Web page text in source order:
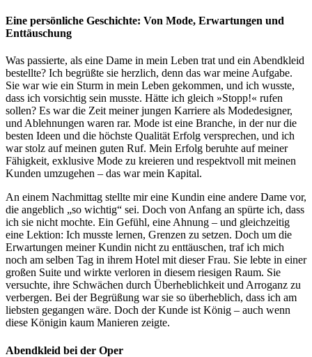
Eine persönliche Geschichte: Von Mode, Erwartungen und
Enttäuschung
Was passierte, als eine Dame in mein Leben trat und ein Abendkleid
bestellte? Ich begrüßte sie herzlich, denn das war meine Aufgabe.
Sie war wie ein Sturm in mein Leben gekommen, und ich wusste,
dass ich vorsichtig sein musste. Hätte ich gleich »Stopp!« rufen
sollen? Es war die Zeit meiner jungen Karriere als Modedesigner,
und Ablehnungen waren rar. Mode ist eine Branche, in der nur die
besten Ideen und die höchste Qualität Erfolg versprechen, und ich
war stolz auf meinen guten Ruf. Mein Erfolg beruhte auf meiner
Fähigkeit, exklusive Mode zu kreieren und respektvoll mit meinen
Kunden umzugehen – das war mein Kapital.
An einem Nachmittag stellte mir eine Kundin eine andere Dame vor,
die angeblich „so wichtig“ sei. Doch von Anfang an spürte ich, dass
ich sie nicht mochte. Ein Gefühl, eine Ahnung – und gleichzeitig
eine Lektion: Ich musste lernen, Grenzen zu setzen. Doch um die
Erwartungen meiner Kundin nicht zu enttäuschen, traf ich mich
noch am selben Tag in ihrem Hotel mit dieser Frau. Sie lebte in einer
großen Suite und wirkte verloren in diesem riesigen Raum. Sie
versuchte, ihre Schwächen durch Überheblichkeit und Arroganz zu
verbergen. Bei der Begrüßung war sie so überheblich, dass ich am
liebsten gegangen wäre. Doch der Kunde ist König – auch wenn
diese Königin kaum Manieren zeigte.
Abendkleid bei der Oper